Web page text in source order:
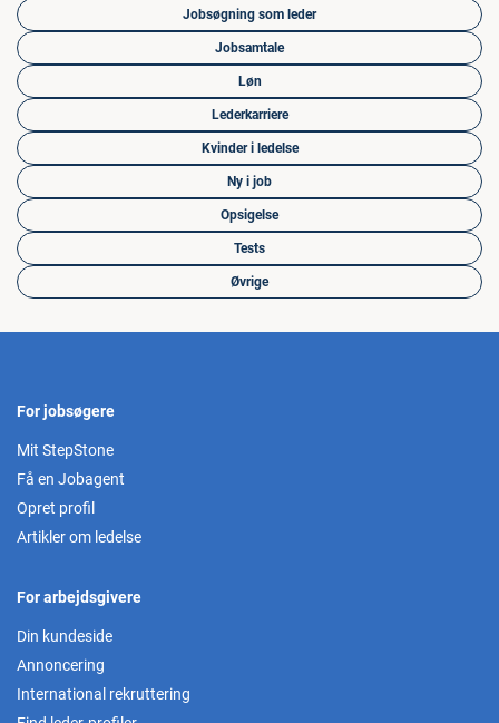
Jobsøgning som leder
Jobsamtale
Løn
Lederkarriere
Kvinder i ledelse
Ny i job
Opsigelse
Tests
Øvrige
For jobsøgere
Mit StepStone
Få en Jobagent
Opret profil
Artikler om ledelse
For arbejdsgivere
Din kundeside
Annoncering
International rekruttering